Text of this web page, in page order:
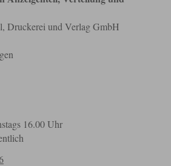
Druckerei und Verlag GmbH
16.00 Uhr